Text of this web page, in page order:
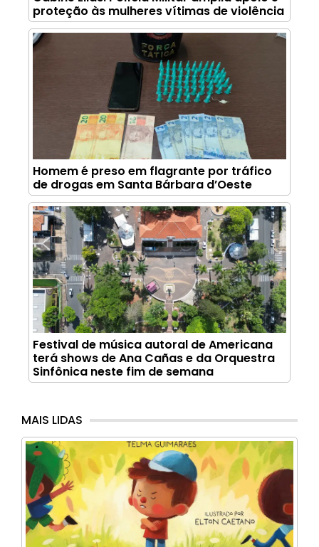
proteção às mulheres vítimas de violência
Homem é preso em flagrante por tráfico
de drogas em Santa Bárbara d’Oeste
Festival de música autoral de Americana
terá shows de Ana Cañas e da Orquestra
Sinfônica neste fim de semana
MAIS LIDAS